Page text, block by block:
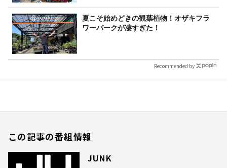
夏こそ始めどきの観葉植物！オザキフラ
ワーパークが凄すぎた！
Recommended by
この記事の番組情報
JUNK